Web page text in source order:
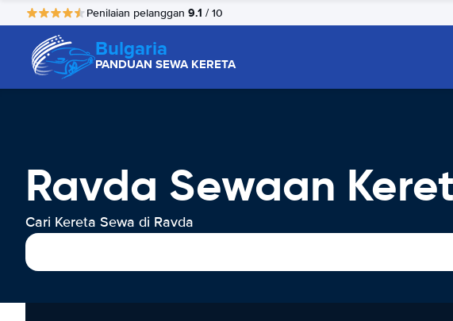
Penilaian pelanggan 9.1 / 10
Bulgaria
PANDUAN SEWA KERETA
Ravda Sewaan
Cari Kereta Sewa di Ravda